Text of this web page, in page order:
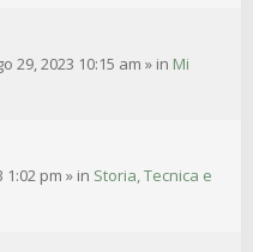
29, 2023 10:15 am » in Mi
1:02 pm » in Storia, Tecnica e